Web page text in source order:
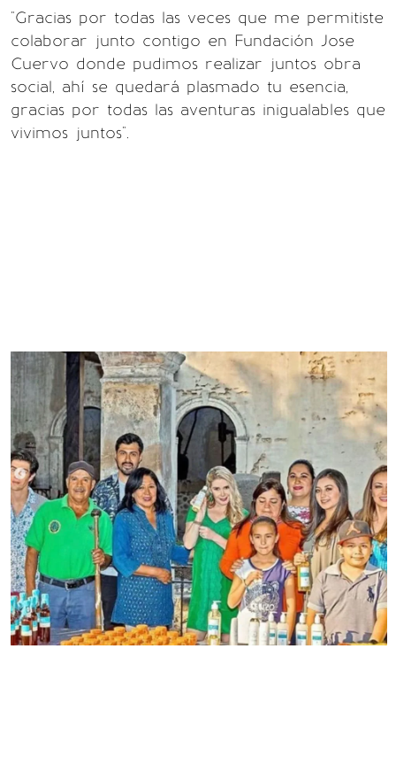
"Gracias por todas las veces que me permitiste
colaborar junto contigo en Fundación Jose
Cuervo donde pudimos realizar juntos obra
social, ahí se quedará plasmado tu esencia,
gracias por todas las aventuras inigualables que
vivimos juntos".